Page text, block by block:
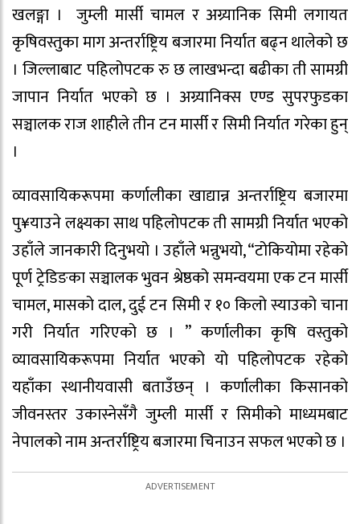
खलङ्गा । जुम्ली मार्सी चामल र अग्र्यानिक सिमी लगायत
कृषिवस्तुका माग अन्तर्राष्ट्रिय बजारमा निर्यात बढ्न थालेको छ
। जिल्लाबाट पहिलोपटक रु छ लाखभन्दा बढीका ती सामग्री
जापान निर्यात भएको छ । अग्र्यानिक्स एण्ड सुपरफुडका
सञ्चालक राज शाहीले तीन टन मार्सी र सिमी निर्यात गरेका हुन्
।
व्यावसायिकरूपमा कर्णालीका खाद्यान्न अन्तर्राष्ट्रिय बजारमा
पु¥याउने लक्ष्यका साथ पहिलोपटक ती सामग्री निर्यात भएको
उहाँले जानकारी दिनुभयो । उहाँले भन्नुभयो, “टोकियोमा रहेको
पूर्ण ट्रेडिङका सञ्चालक भुवन श्रेष्ठको समन्वयमा एक टन मार्सी
चामल, मासको दाल, दुई टन सिमी र १० किलो स्याउको चाना
गरी निर्यात गरिएको छ । ” कर्णालीका कृषि वस्तुको
व्यावसायिकरूपमा निर्यात भएको यो पहिलोपटक रहेको
यहाँका स्थानीयवासी बताउँछन् । कर्णालीका किसानको
जीवनस्तर उकास्नेसँगै जुम्ली मार्सी र सिमीको माध्यमबाट
नेपालको नाम अन्तर्राष्ट्रिय बजारमा चिनाउन सफल भएको छ ।